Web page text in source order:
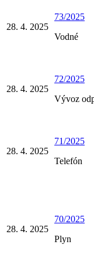
28. 4. 2025
73/2025
Vodné
28. 4. 2025
72/2025
Vývoz
28. 4. 2025
71/2025
Telefón
28. 4. 2025
70/2025
Plyn